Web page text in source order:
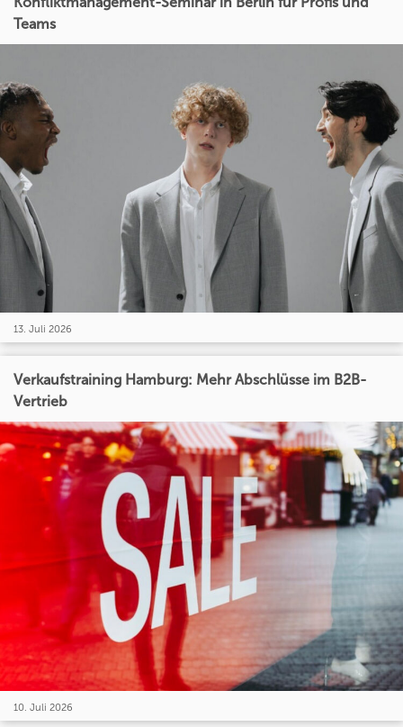
Teams
13. Juli 2026
Verkaufstraining Hamburg: Mehr Abschlüsse im B2B-
Vertrieb
10. Juli 2026